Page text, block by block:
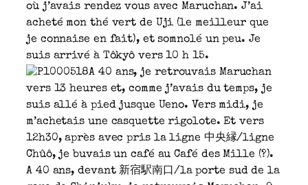
où j’avais rendez vous avec Maruchan. J’ai
acheté mon thé vert de Uji (le meilleur que
je connaise en fait), et somnolé un peu. Je
suis arrivé à Tôkyô vers 10 h 15.
A 40 ans, je retrouvais Maruchan
vers 13 heures et, comme j’avais du temps, je
suis allé à pied jusque Ueno. Vers midi, je
m’achetais une casquette rigolote. Et vers
12h30, après avec pris la ligne 中央縁/ligne
Chûô, je buvais un café au Café des Mille (?).
A 40 ans, devant 新宿駅南口/la porte sud de la